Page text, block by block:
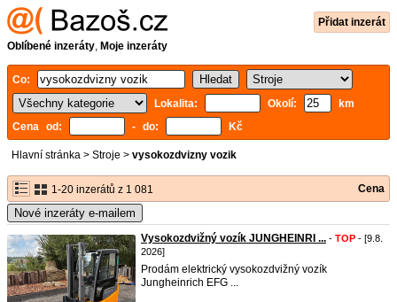
Přidat inzerát
Oblíbené inzeráty, Moje inzeráty
Co:
Lokalita:
Okolí:
km
Cena od:
- do: Kč
Hlavní stránka > Stroje > vysokozdvizny vozik
1-20 inzerátů z 1 081 Cena
Nové inzeráty e-mailem
Vysokozdvižný vozík JUNGHEINRI ... - TOP - [9.8.
2026]
Prodám elektrický vysokozdvižný vozík
Jungheinrich EFG ...